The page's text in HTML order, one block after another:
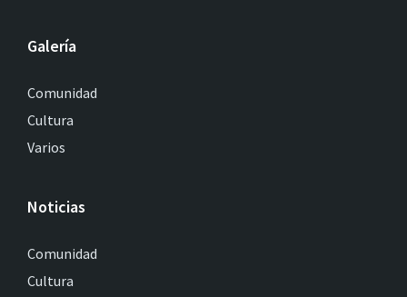
Galería
Comunidad
Cultura
Varios
Noticias
Comunidad
Cultura